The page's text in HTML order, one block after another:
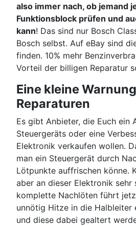
also immer nach, ob jemand
Funktionsblock prüfen und
kann! Das sind nur Bosch
Bosch selbst. Auf eBay sind
finden. 10% mehr
Vorteil der billigen Reparatur
Eine kleine
Reparaturen
Es gibt Anbieter, die Euch ein
Steuergeräts oder eine
Elektronik verkaufen wollen.
man ein Steuergerät durch
Lötpunkte auffrischen könne.
aber an dieser Elektronik sehr
komplette Nachlöten führt
unnötig Hitze in die Halbleiter
und diese dabei gealtert